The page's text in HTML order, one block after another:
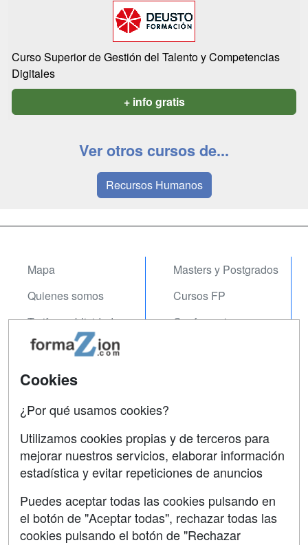
Curso Superior de Gestión del Talento y Competencias
Digitales
+ info gratis
Ver otros cursos de...
Recursos Humanos
Mapa
Quienes somos
Tarifas publicidad
Acceso Usuarios
Acceso Centros
Masters y Postgrados
Cursos FP
Conferencias
Contactar
Confidencialidad
Aviso legal
Copyleft
Cookies
¿Por qué usamos cookies?
Utilizamos cookies propias y de terceros para
mejorar nuestros servicios, elaborar información
estadística y evitar repeticiones de anuncios
Puedes aceptar todas las cookies pulsando en
el botón de "Aceptar todas", rechazar todas las
cookies pulsando el botón de "Rechazar